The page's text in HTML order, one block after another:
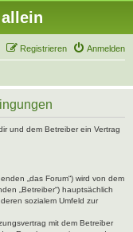
Anmelden
Registrieren
und dem Betreiber ein Vertrag
„das Forum“) wird von dem
„Betreiber“) hauptsächlich
sozialem Umfeld zur
mit dem Betreiber